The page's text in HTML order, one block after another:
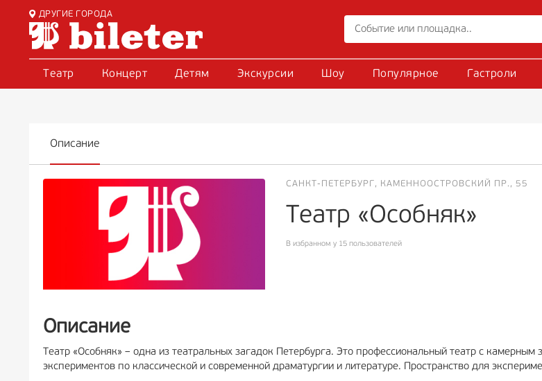
ДРУГИЕ ГОРОДА
Театр Концерт Детям Экскурсии Шоу Популярное Гастроли
Описание
САНКТ-ПЕТЕРБУРГ, КАМЕННООСТРОВСКИЙ ПР., 55
Театр «Особняк»
В избранном у 15 пользователей
Описание
Театр «Особняк» – одна из театральных загадок Петербурга. Это профессиональный театр с
экспериментов по классической и современной драматургии и литературе. Пространство для